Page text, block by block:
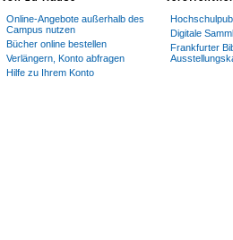
Online-Angebote außerhalb des
Campus nutzen
Bücher online bestellen
Verlängern, Konto abfragen
Hilfe zu Ihrem Konto
Digitale
Frankfurter